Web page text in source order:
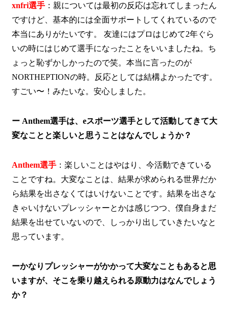
xnfri選手 ：親については最初の反応は忘れてしまったん
ですけど、基本的には全面サポートしてくれているので
本当にありがたいです。 友達にはプロはじめて2年ぐら
いの時にはじめて選手になったことをいいましたね。ち
ょっと恥ずかしかったので笑。本当に言ったのが
NORTHEPTIONの時。反応としては結構よかったです。
すごい〜！みたいな。安心しました。
ー Anthem選手は、eスポーツ選手として活動してきて大
変なことと楽しいと思うことはなんでしょうか？
Anthem選手 ：楽しいことはやはり、今活動できている
ことですね。大変なことは、結果が求められる世界だか
ら結果を出さなくてはいけないことです。結果を出さな
きゃいけないプレッシャーとかは感じつつ、僕自身まだ
結果を出せていないので、しっかり出していきたいなと
思っています。
ーかなりプレッシャーがかかって大変なこともあると思
いますが、そこを乗り越えられる原動力はなんでしょう
か？